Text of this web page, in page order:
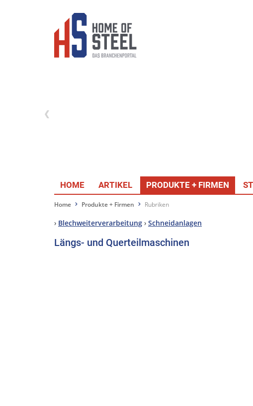
HOME ARTIKEL PRODUKTE + FIRMEN
Home Produkte + Firmen Rubriken
› Blechweiterverarbeitung › Schneidanlagen
Längs- und Querteilmaschinen